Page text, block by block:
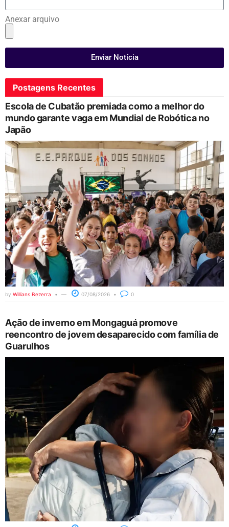
Anexar arquivo
Enviar Notícia
Postagens Recentes
Escola de Cubatão premiada como a melhor do
mundo garante vaga em Mundial de Robótica no
Japão
by Willians Bezerra 07/08/2026 0
Ação de inverno em Mongaguá promove
reencontro de jovem desaparecido com família de
Guarulhos